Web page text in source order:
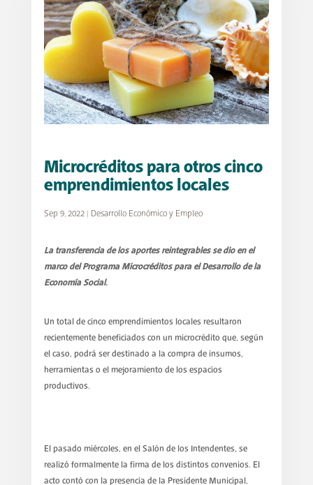
Microcréditos para otros cinco
emprendimientos locales
Sep 9, 2022| Desarrollo Económico y Empleo
La transferencia de los aportes reintegrables se dio en el
marco del Programa Microcréditos para el Desarrollo de la
Economía Social.
Un total de cinco emprendimientos locales resultaron
recientemente beneficiados con un microcrédito que, según
el caso, podrá ser destinado a la compra de insumos,
herramientas o el mejoramiento de los espacios
productivos.
El pasado miércoles, en el Salón de los Intendentes, se
realizó formalmente la firma de los distintos convenios. El
acto contó con la presencia de la Presidente Municipal,